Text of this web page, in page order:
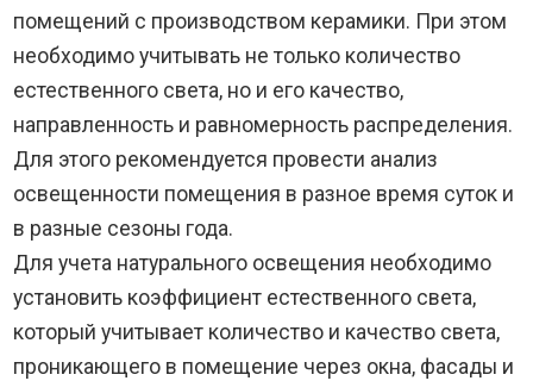
помещений с производством керамики. При этом
необходимо учитывать не только количество
естественного света, но и его качество,
направленность и равномерность распределения.
Для этого рекомендуется провести анализ
освещенности помещения в разное время суток и
в разные сезоны года.
Для учета натурального освещения необходимо
установить коэффициент естественного света,
который учитывает количество и качество света,
проникающего в помещение через окна, фасады и